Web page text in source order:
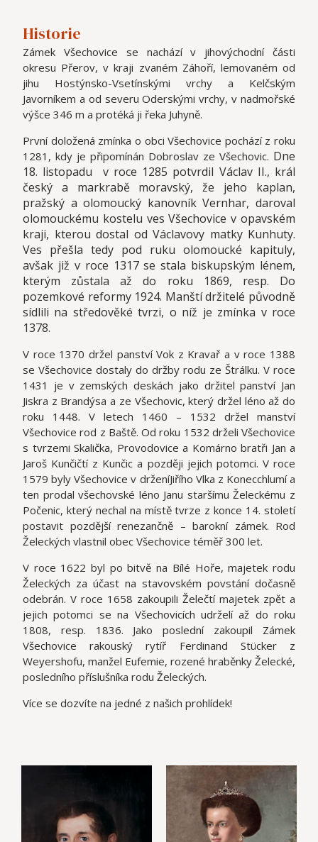
Historie
Zámek Všechovice se nachází v jihovýchodní části
okresu Přerov, v kraji zvaném Záhoří, lemovaném od
jihu Hostýnsko-Vsetínskými vrchy a Kelčským
Javorníkem a od severu Oderskými vrchy, v nadmořské
výšce 346 m a protéká ji řeka Juhyně.
První doložená zmínka o obci Všechovice pochází z roku
1281, kdy je připomínán Dobroslav ze Všechovic. Dne
18. listopadu v roce 1285 potvrdil Václav II., král
český a markrabě moravský, že jeho kaplan,
pražský a olomoucký kanovník Vernhar, daroval
olomouckému kostelu ves Všechovice v opavském
kraji, kterou dostal od Václavovy matky Kunhuty.
Ves přešla tedy pod ruku olomoucké kapituly,
avšak již v roce 1317 se stala biskupským lénem,
kterým zůstala až do roku 1869, resp. Do
pozemkové reformy 1924. Manští držitelé původně
sídlili na středověké tvrzi, o níž je zmínka v roce
1378.
V roce 1370 držel panství Vok z Kravař a v roce 1388
se Všechovice dostaly do držby rodu ze Štrálku. V roce
1431 je v zemských deskách jako držitel panství Jan
Jiskra z Brandýsa a ze Všechovic, který držel léno až do
roku 1448. V letech 1460 – 1532 držel manství
Všechovice rod z Baště. Od roku 1532 drželi Všechovice
s tvrzemi Skalička, Provodovice a Komárno bratři Jan a
Jaroš Kunčičtí z Kunčic a později jejich potomci. V roce
1579 byly Všechovice v drženíJiřího Vlka z Konecchlumí a
ten prodal všechovské léno Janu staršímu Želeckému z
Počenic, který nechal na místě tvrze z konce 14. století
postavit pozdější renezančně – barokní zámek. Rod
Želeckých vlastnil obec Všechovice téměř 300 let.
V roce 1622 byl po bitvě na Bílé Hoře, majetek rodu
Želeckých za účast na stavovském povstání dočasně
odebrán. V roce 1658 zakoupili Želečtí majetek zpět a
jejich potomci se na Všechovicích udrželí až do roku
1808, resp. 1836. Jako poslední zakoupil Zámek
Všechovice rakouský rytíř Ferdinand Stücker z
Weyershofu, manžel Eufemie, rozené hraběnky Želecké,
posledního příslušníka rodu Želeckých.
Více se dozvíte na jedné z našich prohlídek!